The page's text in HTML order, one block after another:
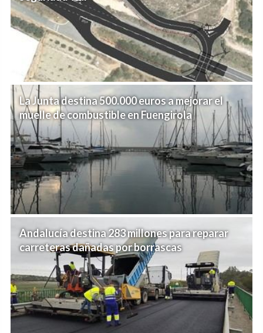
La Junta destina 500.000 euros a mejorar el
muelle de combustible en Fuengirola
Andalucía destina 283 millones para reparar
carreteras dañadas por borrascas